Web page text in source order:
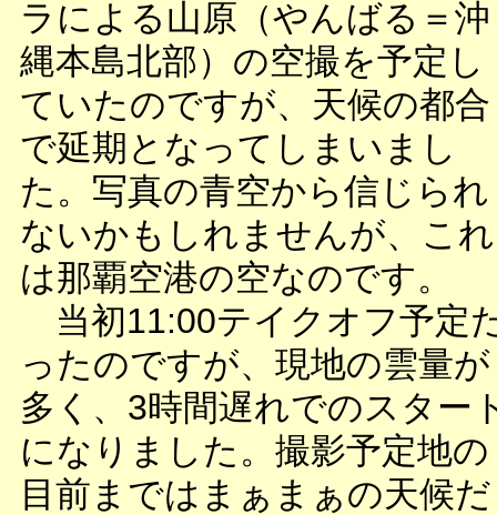
ラによる山原（やんばる＝沖
縄本島北部）の空撮を予定し
ていたのですが、天候の都合
で延期となってしまいまし
た。写真の青空から信じられ
ないかもしれませんが、これ
は那覇空港の空なのです。
当初11:00テイクオフ予定
ったのですが、現地の雲量が
多く、3時間遅れでのスター
になりました。撮影予定地の
目前まではまぁまぁの天候だ